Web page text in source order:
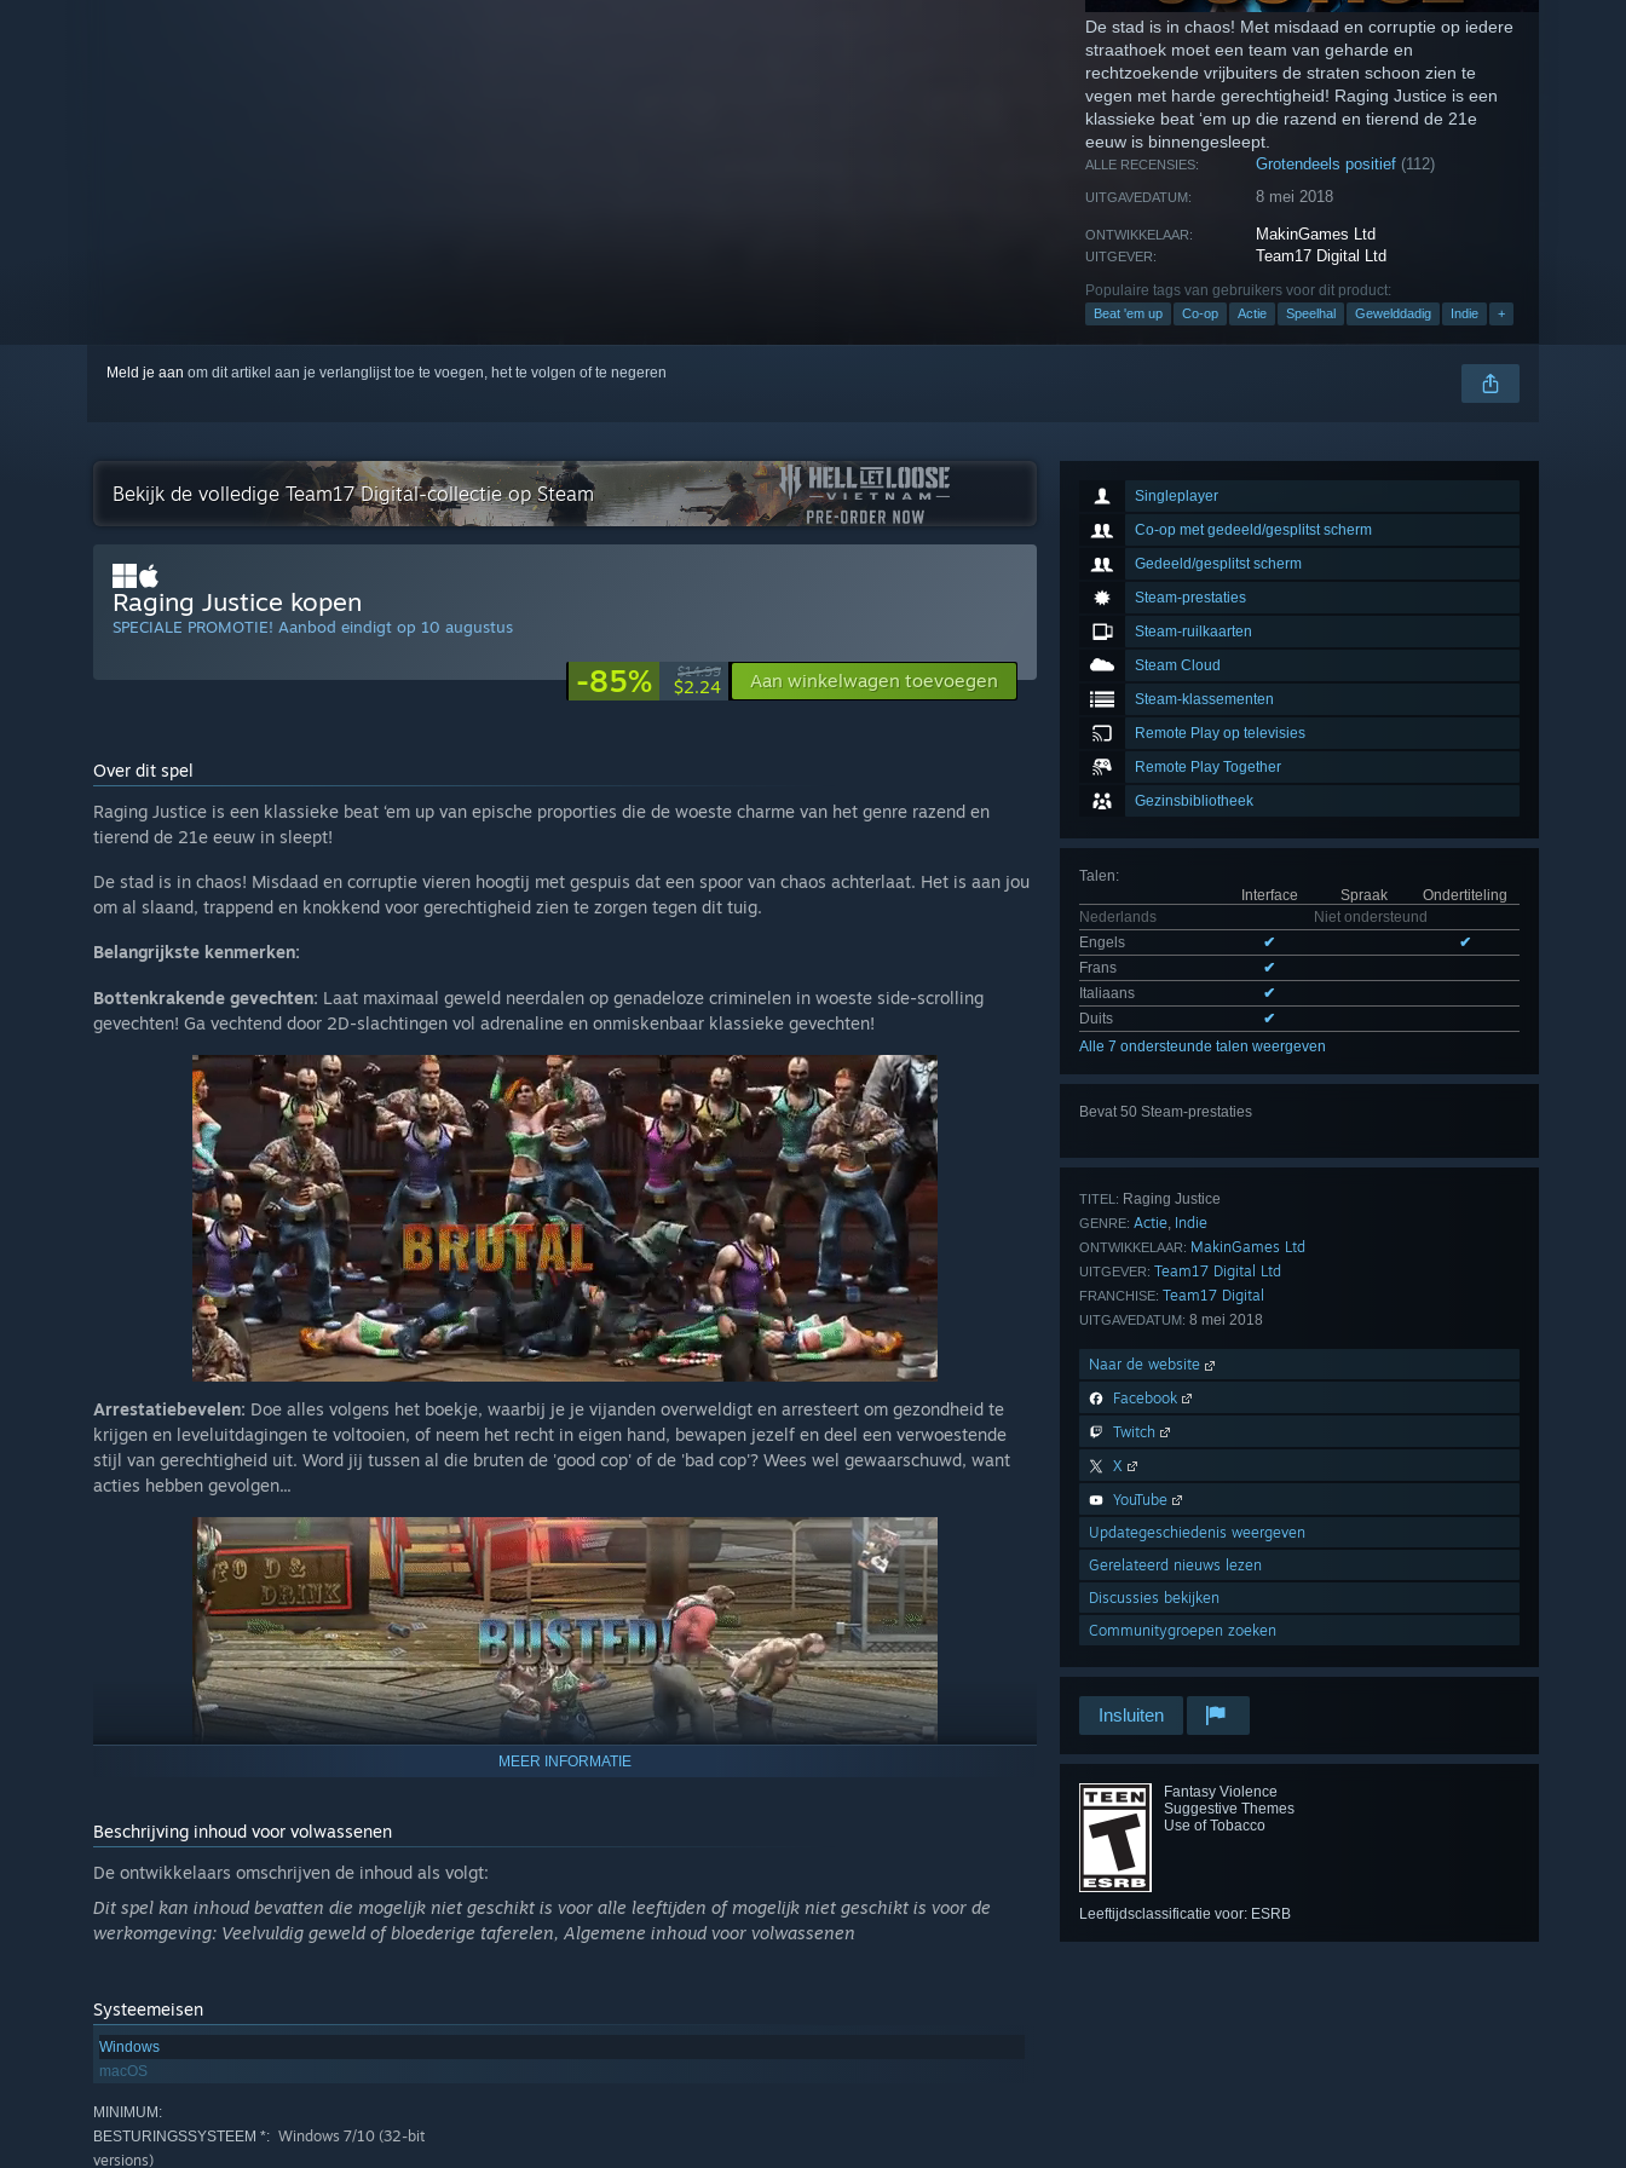
De stad is in chaos! Met misdaad en corruptie op iedere
straathoek moet een team van geharde en
rechtzoekende vrijbuiters de straten schoon zien te
vegen met harde gerechtigheid! Raging Justice is een
klassieke beat ‘em up die razend en tierend de 21e
eeuw is binnengesleept.
ALLE RECENSIES: Grotendeels positief (112)
UITGAVEDATUM: 8 mei 2018
ONTWIKKELAAR: MakinGames Ltd
UITGEVER: Team17 Digital Ltd
Populaire tags van gebruikers voor dit product:
Beat 'em up Co-op Actie Speelhal Gewelddadig Indie +
Meld je aan om dit artikel aan je verlanglijst toe te voegen, het te volgen of te negeren
Singleplayer
Co-op met gedeeld/gesplitst scherm
Gedeeld/gesplitst scherm
Steam-prestaties
Steam-ruilkaarten
Steam Cloud
Steam-klassementen
Remote Play op televisies
Remote Play Together
Gezinsbibliotheek
Talen:
Interface
Spraak
Ondertiteling
Nederlands
Niet ondersteund
Engels
✔
✔
Frans
✔
Italiaans
✔
Duits
✔
Alle 7 ondersteunde talen weergeven
Bevat 50 Steam-prestaties
TITEL: Raging Justice
GENRE: Actie, Indie
ONTWIKKELAAR: MakinGames Ltd
UITGEVER: Team17 Digital Ltd
FRANCHISE: Team17 Digital
UITGAVEDATUM: 8 mei 2018
Naar de website
Facebook
Twitch
X
YouTube
Updategeschiedenis weergeven
Gerelateerd nieuws lezen
Discussies bekijken
Communitygroepen zoeken
Insluiten
Fantasy Violence
Suggestive Themes
Use of Tobacco
Leeftijdsclassificatie voor: ESRB
Bekijk de volledige Team17 Digital-collectie op Steam
Raging Justice kopen
SPECIALE PROMOTIE! Aanbod eindigt op 10 augustus
-85% $14.99
$2.24 Aan winkelwagen toevoegen
Over dit spel
Raging Justice is een klassieke beat ‘em up van epische proporties die de woeste charme van het genre razend en
tierend de 21e eeuw in sleept!
De stad is in chaos! Misdaad en corruptie vieren hoogtij met gespuis dat een spoor van chaos achterlaat. Het is aan jou
om al slaand, trappend en knokkend voor gerechtigheid zien te zorgen tegen dit tuig.
Belangrijkste kenmerken:
Bottenkrakende gevechten: Laat maximaal geweld neerdalen op genadeloze criminelen in woeste side-scrolling
gevechten! Ga vechtend door 2D-slachtingen vol adrenaline en onmiskenbaar klassieke gevechten!
Arrestatiebevelen: Doe alles volgens het boekje, waarbij je je vijanden overweldigt en arresteert om gezondheid te
krijgen en leveluitdagingen te voltooien, of neem het recht in eigen hand, bewapen jezelf en deel een verwoestende
stijl van gerechtigheid uit. Word jij tussen al die bruten de 'good cop' of de 'bad cop'? Wees wel gewaarschuwd, want
acties hebben gevolgen...
Wapens:Ontketen absolute verwoesting door je uit te rusten met een waanzinnige verscheidenheid aan wapens! Daver
door een kroeggevecht met een kruk, ga al hakkend met een mes door steegjes of maai boeven neer met een
grasmaaier! Gerechtigheid voelde nog nooit zo goed.
MEER INFORMATIE
Beschrijving inhoud voor volwassenen
De ontwikkelaars omschrijven de inhoud als volgt:
Dit spel kan inhoud bevatten die mogelijk niet geschikt is voor alle leeftijden of mogelijk niet geschikt is voor de
werkomgeving: Veelvuldig geweld of bloederige taferelen, Algemene inhoud voor volwassenen
Systeemeisen
Windows
macOS
MINIMUM:
BESTURINGSSYSTEEM *: Windows 7/10 (32-bit
versions)